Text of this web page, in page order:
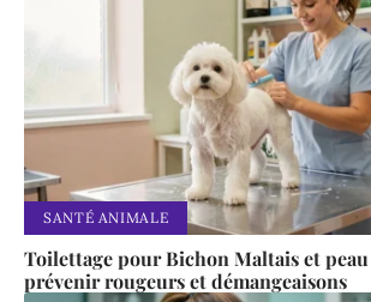
SANTÉ ANIMALE
Toilettage pour Bichon Maltais et
prévenir rougeurs et démangeaisons